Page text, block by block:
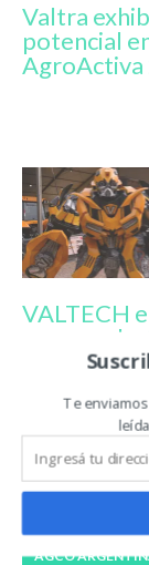
Valtra
potencial
AgroActiva
VALTECH
nuevo
VALTRA se
una
novedad
marca en
AgroActiva
AGCO
Te